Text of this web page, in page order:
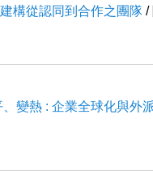
構從認同到合作之團隊 /
變熱 : 企業全球化與外